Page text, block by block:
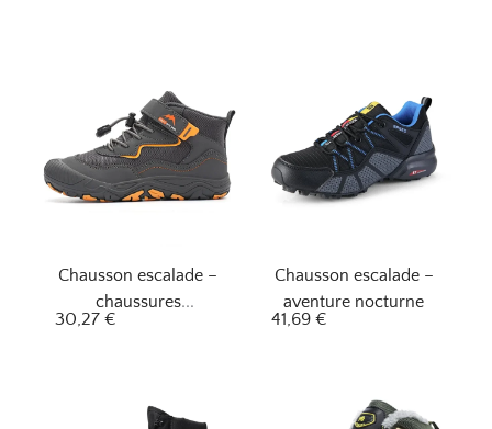
Chausson escalade –
chaussures
aventureux
30,27 €
Chausson escalade –
aventure nocturne
41,69 €